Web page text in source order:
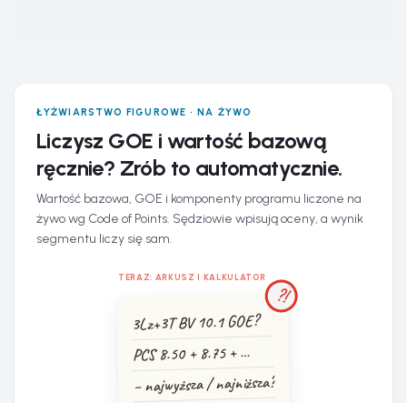
ŁYŻWIARSTWO FIGUROWE · NA ŻYWO
Liczysz GOE i wartość bazową
ręcznie? Zrób to automatycznie.
Wartość bazowa, GOE i komponenty programu liczone na
żywo wg Code of Points. Sędziowie wpisują oceny, a wynik
segmentu liczy się sam.
TERAZ: ARKUSZ I KALKULATOR
3Lz+3T BV 10.1 GOE?
PCS 8.50 + 8.75 + …
− najwyższa / najniższa?
?!